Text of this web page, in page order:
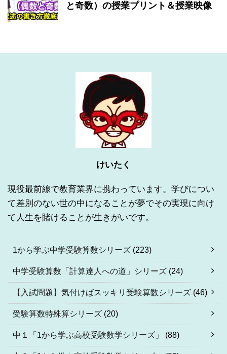
と奇数）の授業プリント＆授業映像
けいたく
現役最前線で教育業界に携わっています。学びについ
て差別のない世の中になることが夢でその実現に向け
て人生を賭けることが生きがいです。
1から学ぶ中学受験算数シリーズ (223)
中学受験算数「計算達人への道」シリーズ (24)
【入試問題】気付けばスッキリ受験算数シリーズ (46)
受験算数特殊算シリーズ (20)
中１「1から学ぶ高校受験数学シリーズ」 (88)